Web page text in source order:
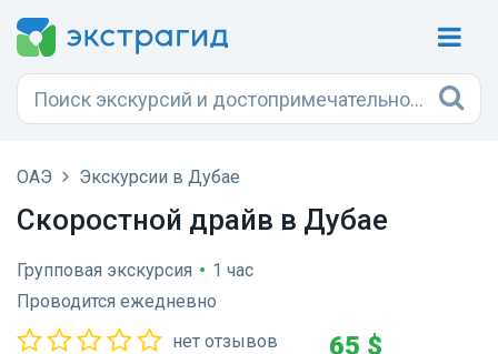
ОАЭ Экскурсии в Дубае
Скоростной драйв в Дубае
Групповая экскурсия • 1 час
Проводится ежедневно
нет отзывов
65 $